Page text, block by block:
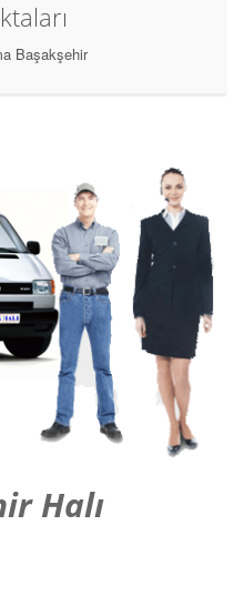
Başakşehir
Halı